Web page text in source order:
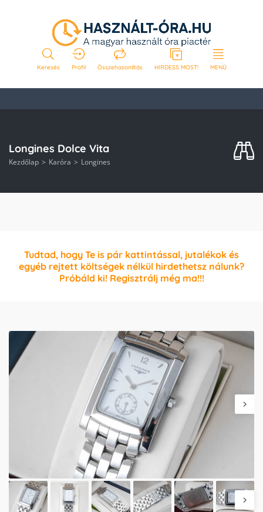
Keresés Profil Összehasonlítás HIRDESS MOST! MENÜ
Longines Dolce Vita
Kezdőlap Karóra Longines
Tudtad, hogy Te is pár kattintással, jutalékok és
egyéb rejtett költségek nélkül hirdethetsz nálunk?
Próbáld ki! Regisztrálj még ma!!!